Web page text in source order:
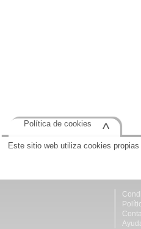
Este sitio web utiliza cookies
Política de cookies ^